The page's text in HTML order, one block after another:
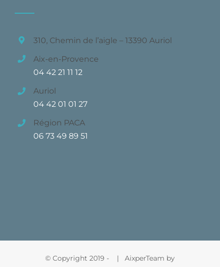
310, Chemin de l’aigle – 13390 Auriol
Aix-en-Provence
04 42 21 11 12
Auriol
04 42 01 01 27
Région PACA
06 73 49 89 51
© Copyright 2019 - | AixperTeam by